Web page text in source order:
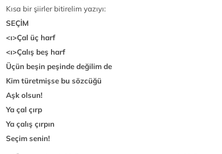
Kısa bir şiirler bitirelim yazıyı:
SEÇİM
<ı>Çal üç harf
<ı>Çalış beş harf
Üçün beşin peşinde değilim de
Kim türetmişse bu sözcüğü
Aşk olsun!
Ya çal çırp
Ya çalış çırpın
Seçim senin!